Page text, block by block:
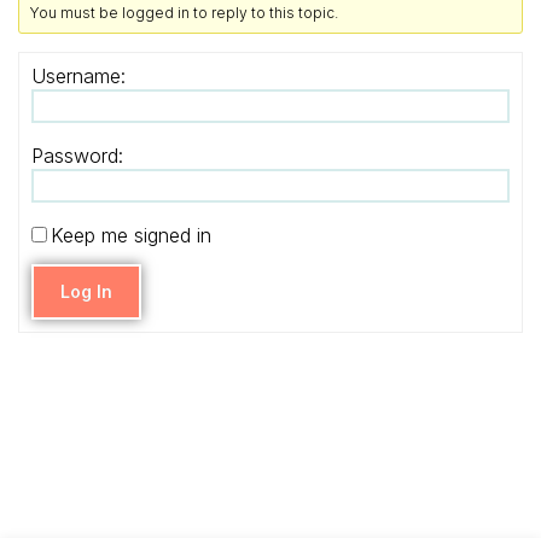
You must be logged in to reply to this topic.
Username:
Password:
Keep me signed in
Log In